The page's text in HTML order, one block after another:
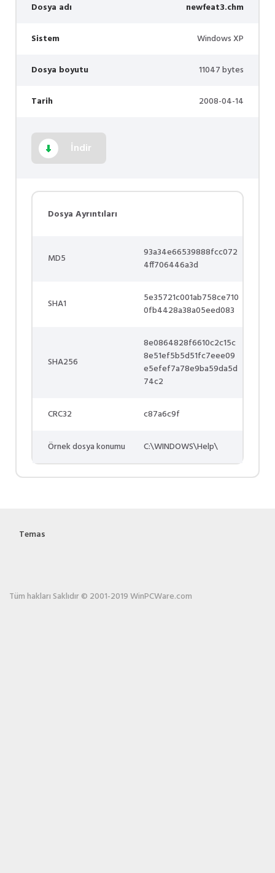
Dosya adı newfeat3.chm
Sistem Windows XP
Dosya boyutu 11047 bytes
Tarih 2008-04-14
İndir
Dosya Ayrıntıları
MD5
93a34e66539888fcc072
4ff706446a3d
SHA1
5e35721c001ab758ce710
0fb4428a38a05eed083
SHA256
8e0864828f6610c2c15c
8e51ef5b5d51fc7eee09
e5efef7a78e9ba59da5d
74c2
CRC32 c87a6c9f
Örnek dosya konumu C:\WINDOWS\Help\
Temas
Tüm hakları Saklıdır © 2001-2019 WinPCWare.com